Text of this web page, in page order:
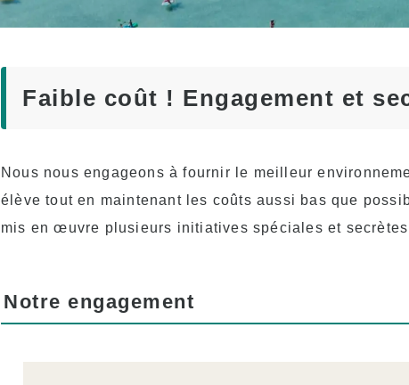
visa d’étudiant (F-1)
pour les étudiants
transférés et actuels
Faible coût ! Engagement et
Nous nous engageons à fournir le meilleur
élève tout en maintenant les coûts aussi bas que
mis en œuvre plusieurs initiatives spéciales et
Notre engagement